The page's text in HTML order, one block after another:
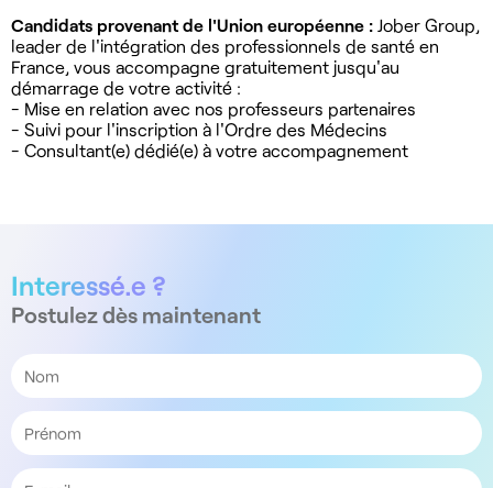
Candidats provenant de l'Union européenne : Jober Group,
leader de l'intégration des professionnels de santé en
France, vous accompagne gratuitement jusqu'au
démarrage de votre activité :
- Mise en relation avec nos professeurs partenaires
- Suivi pour l'inscription à l'Ordre des Médecins
- Consultant(e) dédié(e) à votre accompagnement
Interessé.e ?
Postulez dès maintenant